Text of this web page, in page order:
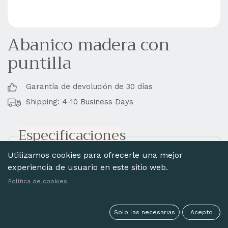
Abanico madera con
puntilla
Garantía de devolución de 30 días
Shipping: 4-10 Business Days
Especificaciones
Estilo:
Colores
Material
Liso
Utilizamos cookies para ofrecerle una mejor
experiencia de usuario en este sitio web.
Política de cookies
Solo las necesarias Acepto